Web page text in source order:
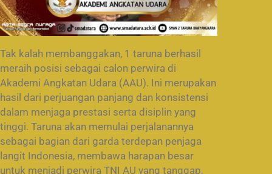
Tak kalah membanggakan, 1 taruna berhasil
meraih posisi sebagai calon perwira di
Akademi Angkatan Udara (AAU). Ini merupakan
hasil dari perjuangan panjang dan konsistensi
dalam menjaga prestasi serta disiplin yang
tinggi. Taruna akan memulai perjalanannya
sebagai bagian dari garda terdepan penjaga
langit Indonesia, membawa harapan besar
untuk menjadi perwira TNI AU yang tanggap,